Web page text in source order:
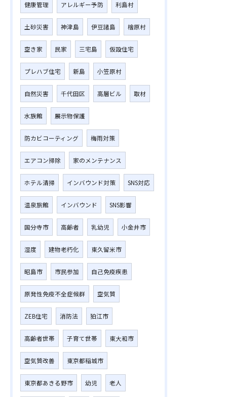
健康管理 アレルギー予防 利島村
土砂災害 神津島 伊豆諸島 檜原村
空き家 民家 三宅島 仮設住宅
プレハブ住宅 新島 小笠原村
自然災害 千代田区 高層ビル 取材
水族館 展示物保護
防カビコーティング 梅雨対策
エアコン掃除 家のメンテナンス
ホテル清掃 インバウンド対策 SNS対応
温泉旅館 インバウンド SNS影響
国分寺市 高齢者 乳幼児 小金井市
湿度 建物老朽化 東久留米市
昭島市 市民参加 自己免疫疾患
原発性免疫不全症候群 空気質
ZEB住宅 消防法 狛江市
高齢者世帯 子育て世帯 東大和市
空気質改善 東京都稲城市
東京都あきる野市 幼児 老人